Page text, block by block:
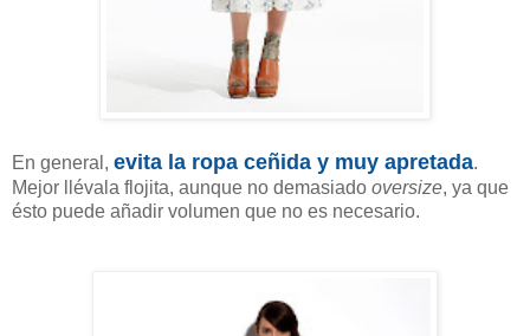
En general, evita la ropa ceñida y muy apretada.
Mejor llévala flojita, aunque no demasiado oversize, ya que
ésto puede añadir volumen que no es necesario.